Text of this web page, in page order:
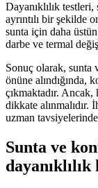
Dayanıklılık
ayrıntılı bir şekilde
sunta için daha
darbe ve termal
Sonuç olarak, sunta
önüne alındığında,
çıkmaktadır.
dikkate alınmalıdır.
uzman
Sunta ve
dayanıklılık